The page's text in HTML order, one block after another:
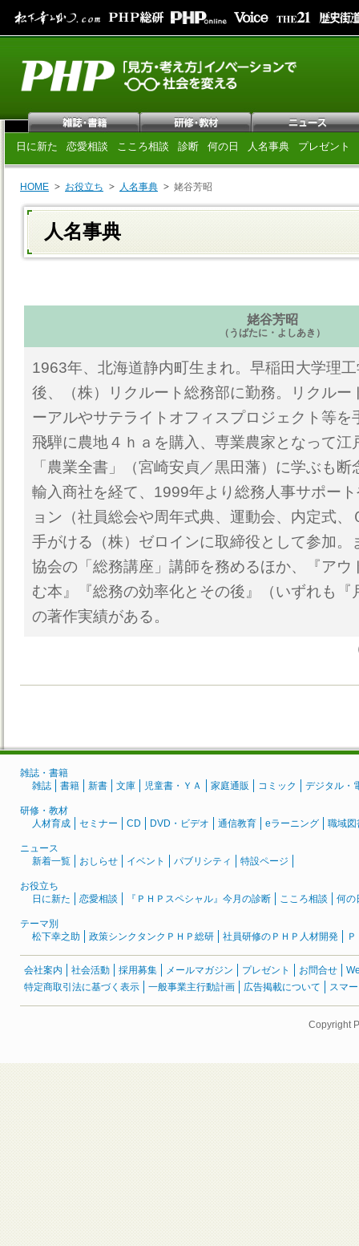
日に新た 恋愛相談 こころ相談 診断 何の日 人名事典 プレゼント
HOME お役立ち 人名事典 姥谷芳昭
人名事典
姥谷芳昭
（うばたに・よしあき）
1963年、北海道静内町生まれ。早稲田大学理
後、（株）リクルート総務部に勤務。リクルー
ーアルやサテライトオフィスプロジェクト等
飛騨に農地４ｈａを購入、専業農家となって江
「農業全書」（宮崎安貞／黒田藩）に学ぶも
輸入商社を経て、1999年より総務人事サポー
ョン（社員総会や周年式典、運動会、内定式、
手がける（株）ゼロインに取締役として参加。
協会の「総務講座」講師を務めるほか、『アウ
む本』『総務の効率化とその後』（いずれも『
の著作実績がある。
雑誌・書籍
雑誌
書籍 新書 文庫 児童書・ＹＡ 家庭通販 コミック デジタル・
研修・教材
人材育成
セミナー CD DVD・ビデオ 通信教育 eラーニング 職域図
ニュース
新着一覧
おしらせ イベント パブリシティ 特設ページ
お役立ち
日に新た
恋愛相談 『ＰＨＰスペシャル』今月の診断 こころ相談 何の
テーマ別
松下幸之助
政策シンクタンクＰＨＰ総研 社員研修のＰＨＰ人材開発
会社案内 社会活動 採用募集 メールマガジン プレゼント お問合せ
特定商取引法に基づく表示
一般事業主行動計画 広告掲載について スマ
Copyright